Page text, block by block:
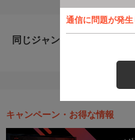
通信に問題が発
同じジャンルのおすすめ番組
キャンペーン・お得な情報